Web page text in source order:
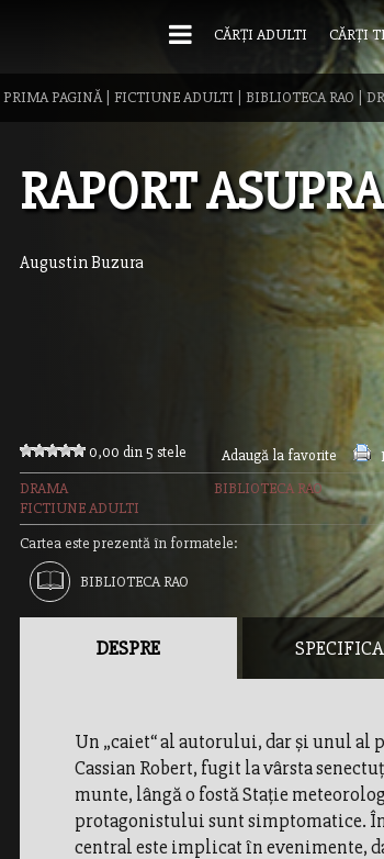
CĂRȚI ADULTI CĂRȚI
PRIMA PAGINĂ| FICTIUNE ADULTI BIBLIOTECA RAO |
RAPORT
Augustin Buzura
0,00 din 5 stele Adaugă la favorite
DRAMA
BIBLIOTECA RAO
FICTIUNE ADULTI
Cartea este prezentă în formatele:
BIBLIOTECA RAO
DESPRE
Un „caiet“ al autorului, dar şi unul
Cassian Robert, fugit la vârsta
munte, lângă o fostă Staţie
protagonistului sunt simptomatice.
central este implicat în evenimente,